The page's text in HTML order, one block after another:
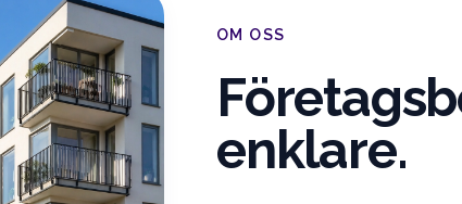
OM OSS
enklare.